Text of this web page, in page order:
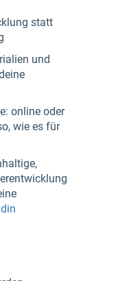
statt
und
online oder
wie es für